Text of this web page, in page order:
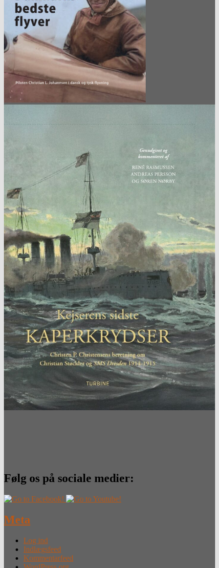
Følg os på sociale medier:
Meta
Log ind
Indlægsfeed
Kommentarfeed